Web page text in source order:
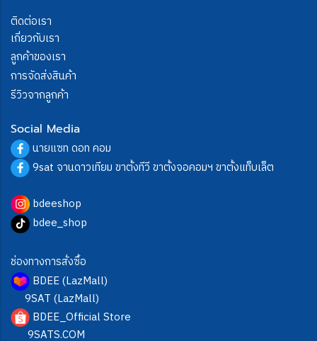
ติดต่อเรา
เกี่ยวกับเรา
ลูกค้าของเรา
การจัดส่งสินค้า
รีวิวจากลูกค้า
Social Media
นายแซท ดอท คอม
9sat จานดาวเทียม ขาตั้งทีวี ขาตั้งจอคอมฯ ขาตั้งแท็บเล็ต
bdeeshop
bdee_shop
ช่องทางการสั่งซื้อ
BDEE (LazMall)
9SAT (LazMall)
BDEE_Official Store
9SATS.COM